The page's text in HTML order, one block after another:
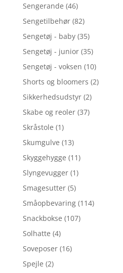
Sengerande (46)
Sengetilbehør (82)
Sengetøj - baby (35)
Sengetøj - junior (35)
Sengetøj - voksen (10)
Shorts og bloomers (2)
Sikkerhedsudstyr (2)
Skabe og reoler (37)
Skråstole (1)
Skumgulve (13)
Skyggehygge (11)
Slyngevugger (1)
Smagesutter (5)
Småopbevaring (114)
Snackbokse (107)
Solhatte (4)
Soveposer (16)
Spejle (2)